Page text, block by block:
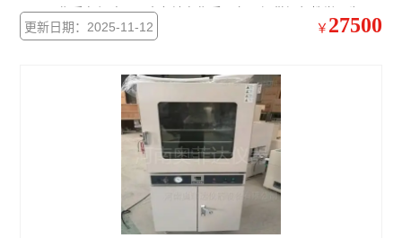
现。 6.售后有保障，国内各地有售后服务 7.提供视频教学，为用
户减少看说明书时间。
更新日期：2025-11-12 ￥ 27500